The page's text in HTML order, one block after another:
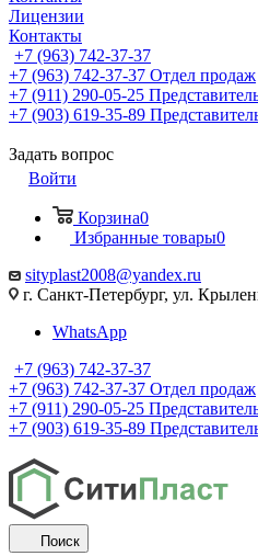
Лицензии
Контакты
+7 (963) 742-37-37
+7 (963) 742-37-37 Отдел продаж
+7 (911) 290-05-25
+7 (903) 619-35-89
Задать вопрос
Войти
Корзина0
Избранные товары0
sityplast2008@yandex.ru
г. Санкт-Петербург, ул.
WhatsApp
+7 (963) 742-37-37
+7 (963) 742-37-37 Отдел продаж
+7 (911) 290-05-25
+7 (903) 619-35-89
Поиск